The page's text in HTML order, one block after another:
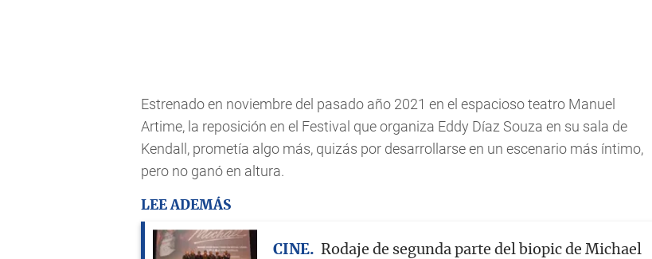
Estrenado en noviembre del pasado año 2021 en el espacioso teatro Manuel
Artime, la reposición en el Festival que organiza Eddy Díaz Souza en su sala de
Kendall, prometía algo más, quizás por desarrollarse en un escenario más íntimo,
pero no ganó en altura.
LEE ADEMÁS
CINE
Rodaje de segunda parte del biopic de Michael